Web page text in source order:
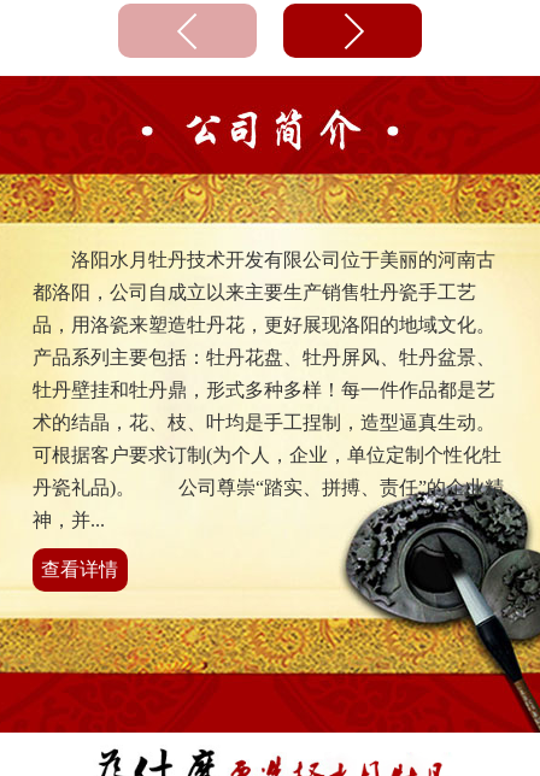
洛阳水月牡丹技术开发有限公司位于美丽的河南古
都洛阳，公司自成立以来主要生产销售牡丹瓷手工艺
品，用洛瓷来塑造牡丹花，更好展现洛阳的地域文化。
产品系列主要包括：牡丹花盘、牡丹屏风、牡丹盆景、
牡丹壁挂和牡丹鼎，形式多种多样！每一件作品都是艺
术的结晶，花、枝、叶均是手工捏制，造型逼真生动。
可根据客户要求订制(为个人，企业，单位定制个性化牡
丹瓷礼品)。 公司尊崇“踏实、拼搏、责任”的企业精
神，并...
查看详情